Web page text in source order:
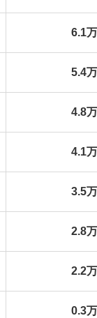
6.1
5.4
4.8
4.1
3.5
2.8
2.2
0.3